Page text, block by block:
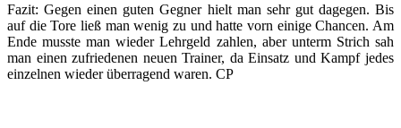
Fazit: Gegen einen guten Gegner hielt man sehr gut dagegen. Bis
auf die Tore ließ man wenig zu und hatte vorn einige Chancen. Am
Ende musste man wieder Lehrgeld zahlen, aber unterm Strich sah
man einen zufriedenen neuen Trainer, da Einsatz und Kampf jedes
einzelnen wieder überragend waren. CP